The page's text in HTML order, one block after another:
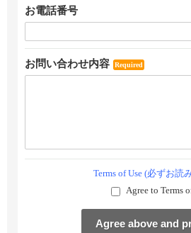
お電話番号
お問い合わせ内容 Required
Terms of Use (必ずお読
Agree to Terms